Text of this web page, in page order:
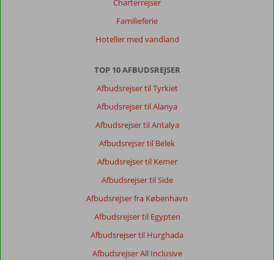
Charterrejser
Familieferie
Hoteller med vandland
TOP 10 AFBUDSREJSER
Afbudsrejser til Tyrkiet
Afbudsrejser til Alanya
Afbudsrejser til Antalya
Afbudsrejser til Belek
Afbudsrejser til Kemer
Afbudsrejser til Side
Afbudsrejser fra København
Afbudsrejser til Egypten
Afbudsrejser til Hurghada
Afbudsrejser All Inclusive